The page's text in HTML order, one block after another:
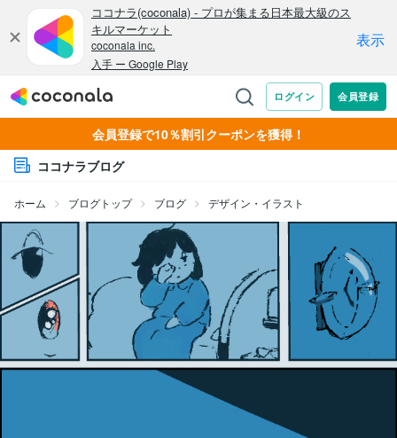
会員登録で10％割引クーポンを獲得！
ココナラブログ
ホーム ブログトップ ブログ デザイン・イラスト